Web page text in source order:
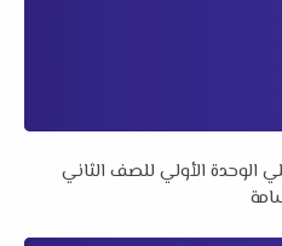
الوحدة الأولي للصف الثاني